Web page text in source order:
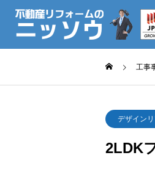
工事
デザイン
2LDK